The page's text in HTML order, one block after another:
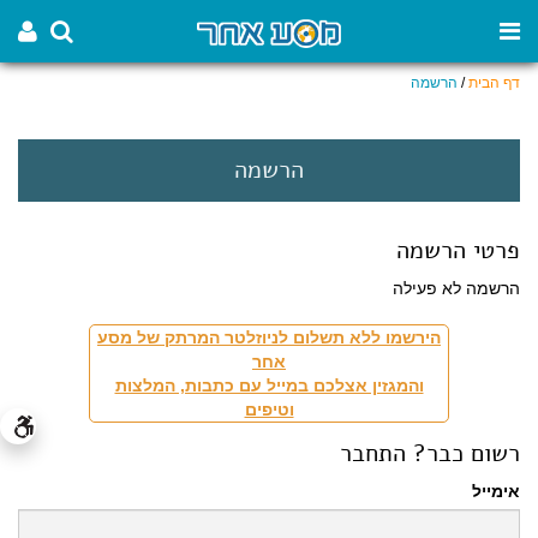
דף הבית/ הרשמה
הרשמה
פרטי הרשמה
הרשמה לא פעילה
הירשמו ללא תשלום לניוזלטר המרתק של מסע
אחר
והמגזין אצלכם במייל עם כתבות, המלצות
וטיפים
רשום כבר? התחבר
אימייל